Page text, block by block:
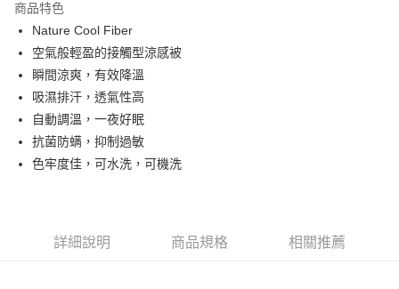
合作金庫商業銀行
華南商業銀行
上海商業儲蓄銀行
國泰世華商業銀行
臺灣中小企業銀行
匯豐（台灣）商業銀行
聯邦商業銀行
元大商業銀行
玉山商業銀行
LINE Pay
Apple Pay
悠遊付
相關說明
商品特色
Nature Cool Fiber
空氣般輕盈的接觸型涼感被
瞬間涼爽，有效降溫
吸濕排汗，透氣性高
自動調溫，一夜好眠
抗菌防螨，抑制過敏
色牢度佳，可水洗，可機洗
詳細說明 商品規格 相關推薦